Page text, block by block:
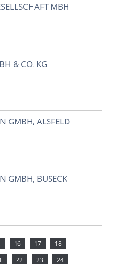
MBH
& CO. KG
GMBH, ALSFELD
GMBH, BUSECK
16 17 18
22 23 24